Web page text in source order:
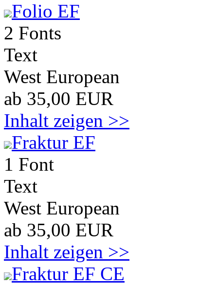
Folio EF
2 Fonts
Text
West European
ab 35,00 EUR
Inhalt zeigen >>
Fraktur EF
1 Font
Text
West European
ab 35,00 EUR
Inhalt zeigen >>
Fraktur EF CE